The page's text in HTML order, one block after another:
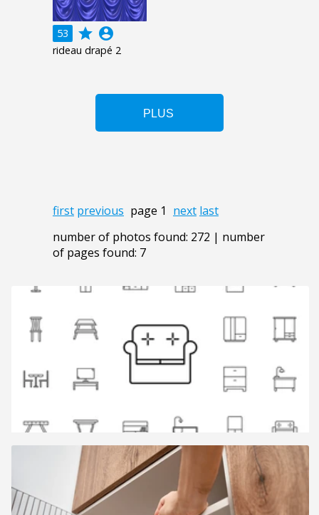
53 grade account_circle
rideau drapé 2
first previous page 1 next last
number of photos found: 272 | number
of pages found: 7